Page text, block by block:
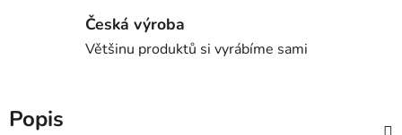
Česká výroba
Většinu produktů si vyrábíme sami
Popis